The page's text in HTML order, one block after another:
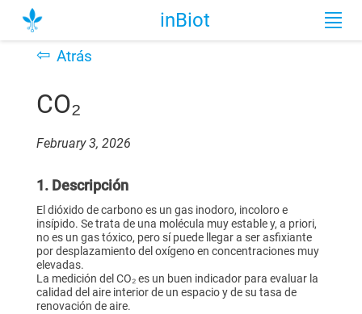
inBiot
⇦ Atrás
CO₂
February 3, 2026
1. Descripción
El dióxido de carbono es un gas inodoro, incoloro e
insípido. Se trata de una molécula muy estable y, a priori,
no es un gas tóxico, pero sí puede llegar a ser asfixiante
por desplazamiento del oxígeno en concentraciones muy
elevadas.
La medición del CO₂ es un buen indicador para evaluar la
calidad del aire interior de un espacio y de su tasa de
renovación de aire.